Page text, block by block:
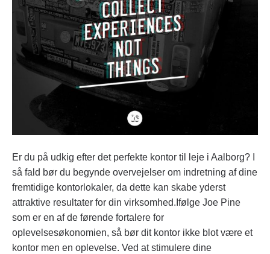
Er du på udkig efter det perfekte kontor til leje i Aalborg? I
så fald bør du begynde overvejelser om indretning af dine
fremtidige kontorlokaler, da dette kan skabe yderst
attraktive resultater for din virksomhed.Ifølge Joe Pine
som er en af de førende fortalere for
oplevelsesøkonomien, så bør dit kontor ikke blot være et
kontor men en oplevelse. Ved at stimulere dine